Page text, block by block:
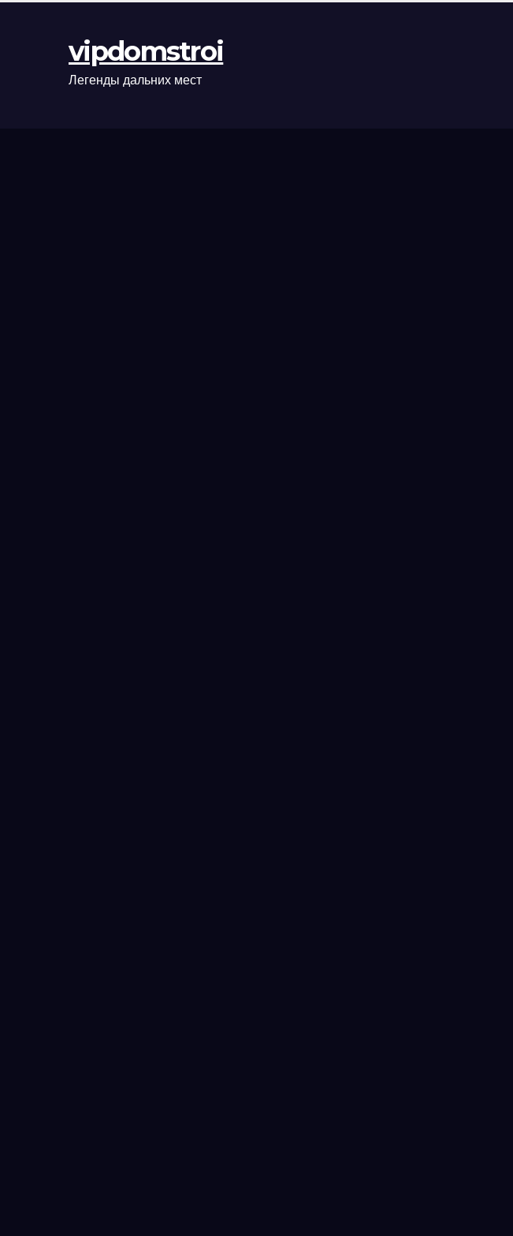
оформления
рыночные
ориентиры
vipdomstroi
Легенды дальних мест